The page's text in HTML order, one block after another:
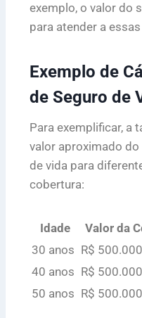
exemplo, o valor do
para atender a
Exemplo de
de Seguro de
Para exemplificar, a
valor aproximado
de vida para
cobertura:
Idade Valor da
30 anos R$ 500.000
40 anos R$ 500.000
50 anos R$ 500.000